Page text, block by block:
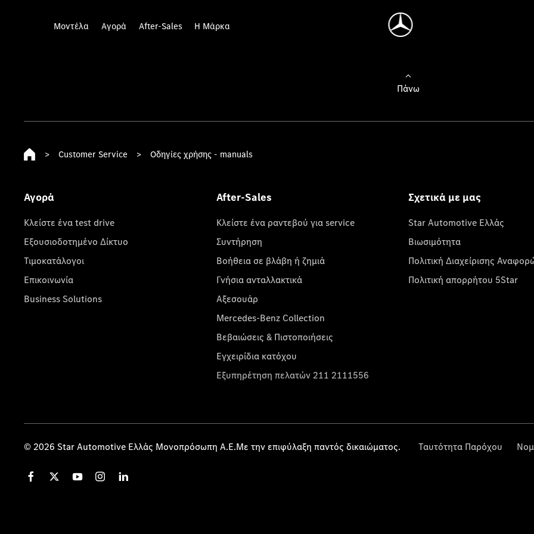
Μοντέλα Αγορά After-Sales Η Μάρκα
Πάνω
> Customer Service > Οδηγίες χρήσης - manuals
Αγορά
Κλείστε ένα test drive
Εξουσιοδοτημένο Δίκτυο
Τιμοκατάλογοι
Επικοινωνία
Business Solutions
After-Sales
Κλείστε ένα ραντεβού για service
Συντήρηση
Βοήθεια σε βλάβη ή ζημιά
Γνήσια ανταλλακτικά
Αξεσουάρ
Mercedes-Benz Collection
Βεβαιώσεις & Πιστοποιήσεις
Εγχειρίδια κατόχου
Εξυπηρέτηση πελατών 211 2111556
Σχετικά με μας
Star Automotive Ελλάς
Βιωσιμότητα
Πολιτική Διαχείρισης
Πολιτική απορρήτου 5Star
© 2026 Star Automotive Ελλάς Μονοπρόσωπη Α.Ε.Με την επιφύλαξη παντός δικαιώματος. Ταυτότητα Παρόχου